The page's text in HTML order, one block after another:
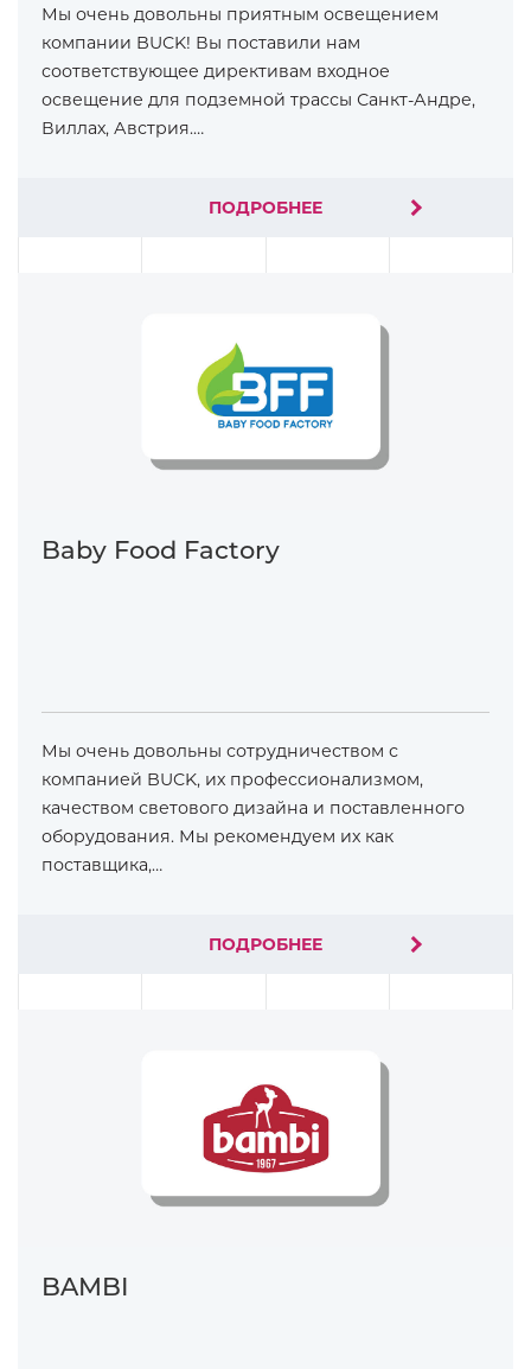
Мы очень довольны приятным освещением
компании BUCK! Вы поставили нам
соответствующее директивам входное
освещение для подземной трассы Санкт-Андре,
Виллах, Австрия.…
ПОДРОБНЕЕ
Baby Food Factory
Мы очень довольны сотрудничеством с
компанией BUCK, их профессионализмом,
качеством светового дизайна и поставленного
оборудования. Мы рекомендуем их как
поставщика,…
ПОДРОБНЕЕ
BAMBI